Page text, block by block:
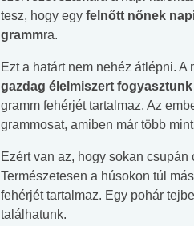
tesz, hogy egy felnőtt nőnek
grammra.
Ezt a határt nem nehéz átlépni.
gazdag élelmiszert
gramm fehérjét tartalmaz. Az
grammosat, amiben már több
Ezért van az, hogy sokan
Természetesen a húsokon túl
fehérjét tartalmaz. Egy pohár
találhatunk.